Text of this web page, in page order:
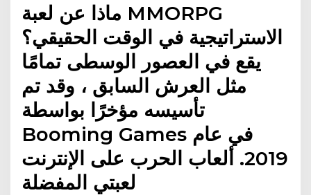
ماذا عن لعبة MMORPG
الاستراتيجية في الوقت الحقيقي؟
يقع في العصور الوسطى تمامًا
مثل العرش السابق ، وقد تم
تأسيسه مؤخرًا بواسطة
Booming Games في عام
2019. ألعاب الحرب على الإنترنت
لعبتي المفضلة